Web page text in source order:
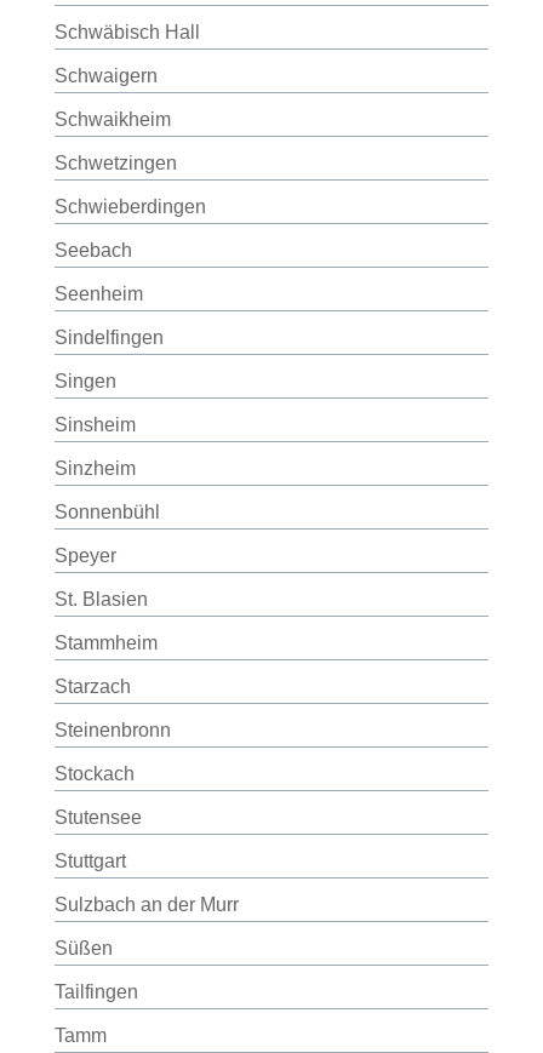
Schwäbisch Hall
Schwaigern
Schwaikheim
Schwetzingen
Schwieberdingen
Seebach
Seenheim
Sindelfingen
Singen
Sinsheim
Sinzheim
Sonnenbühl
Speyer
St. Blasien
Stammheim
Starzach
Steinenbronn
Stockach
Stutensee
Stuttgart
Sulzbach an der Murr
Süßen
Tailfingen
Tamm